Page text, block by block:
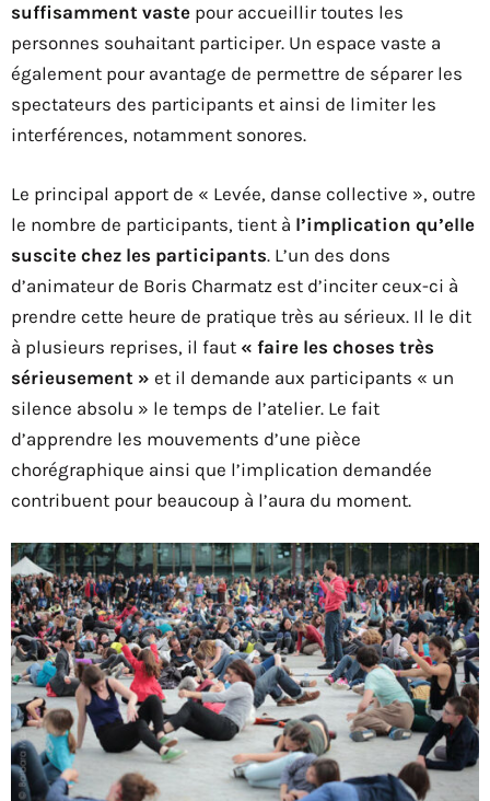
suffisamment vaste pour accueillir toutes les
personnes souhaitant participer. Un espace vaste a
également pour avantage de permettre de séparer les
spectateurs des participants et ainsi de limiter les
interférences, notamment sonores.
Le principal apport de « Levée, danse collective », outre
le nombre de participants, tient à l’implication qu’elle
suscite chez les participants. L’un des dons
d’animateur de Boris Charmatz est d’inciter ceux-ci à
prendre cette heure de pratique très au sérieux. Il le dit
à plusieurs reprises, il faut « faire les choses très
sérieusement » et il demande aux participants « un
silence absolu » le temps de l’atelier. Le fait
d’apprendre les mouvements d’une pièce
chorégraphique ainsi que l’implication demandée
contribuent pour beaucoup à l’aura du moment.